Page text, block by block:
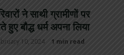
ने साथी ग्रामीणों पर
बौद्ध धर्म अपना लिया
10, 2024 1 min read